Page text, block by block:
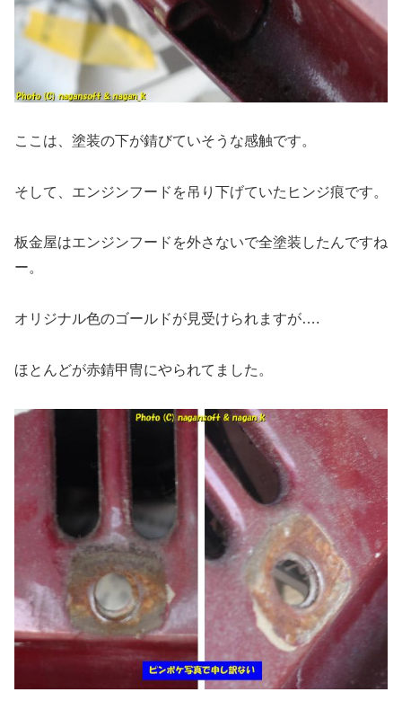
ここは、塗装の下が錆びていそうな感触です。
そして、エンジンフードを吊り下げていたヒンジ痕です。
板金屋はエンジンフードを外さないで全塗装したんですね
ー。
オリジナル色のゴールドが見受けられますが….
ほとんどが赤錆甲冑にやられてました。